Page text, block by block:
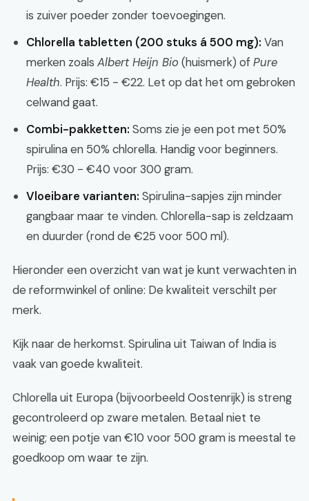
is zuiver poeder zonder toevoegingen.
Chlorella tabletten (200 stuks á 500 mg): Van
merken zoals Albert Heijn Bio (huismerk) ofPure
Health. Prijs: €15 - €22. Let op dat het om gebroken
celwand gaat.
Combi-pakketten: Soms zie je een pot met 50%
spirulina en 50% chlorella. Handig voor beginners.
Prijs: €30 - €40 voor 300 gram.
Vloeibare varianten: Spirulina-sapjes zijn minder
gangbaar maar te vinden. Chlorella-sap is zeldzaam
en duurder (rond de €25 voor 500 ml).
Hieronder een overzicht van wat je kunt verwachten in
de reformwinkel of online: De kwaliteit verschilt per
merk.
Kijk naar de herkomst. Spirulina uit Taiwan of India is
vaak van goede kwaliteit.
Chlorella uit Europa (bijvoorbeeld Oostenrijk) is streng
gecontroleerd op zware metalen. Betaal niet te
weinig; een potje van €10 voor 500 gram is meestal te
goedkoop om waar te zijn.